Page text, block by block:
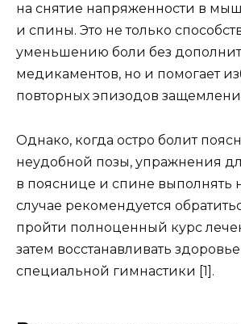
на снятие напряженности в
и спины. Это не только
уменьшению боли без
медикаментов, но и помогает
повторных эпизодов
Однако, когда остро болит
неудобной позы, упражнения
в пояснице и спине выполнять
случае рекомендуется
пройти полноценный курс
затем восстанавливать
специальной гимнастики [1].